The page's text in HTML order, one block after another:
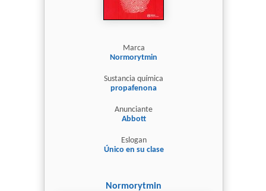
Marca
Normorytmin
Sustancia química
propafenona
Anunciante
Abbott
Eslogan
Único en su clase
Normorytmin